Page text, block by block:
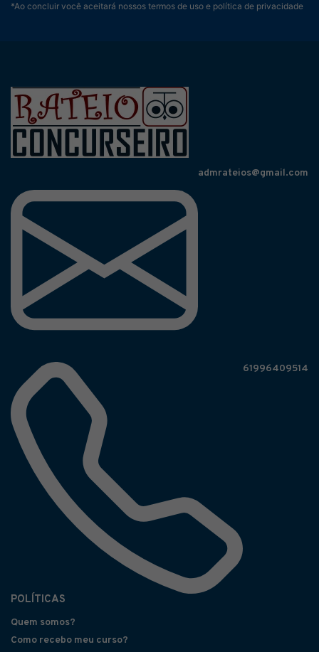
*Ao concluir você aceitará nossos termos de uso e política de privacidade
admrateios@gmail.com
61996409514
POLÍTICAS
Quem somos?
Como recebo meu curso?